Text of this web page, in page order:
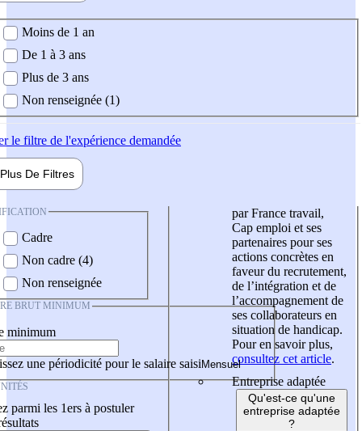
demandée
Moins de 1 an
De 1 à 3 ans
Plus de 3 ans
Non renseignée (1)
le filtre de l'expérience demandée
Plus De Filtres
Cadre
Non cadre (4)
Non renseignée
BRUT MINIMUM
minimum
une périodicité pour le salaire saisi
parmi les 1ers à postuler
par France travail,
Cap emploi et ses
partenaires pour ses
actions concrètes en
faveur du recrutement,
de l’intégration et de
l’accompagnement de
ses collaborateurs en
situation de handicap.
Pour en savoir plus,
consultez cet article.
Entreprise adaptée
Qu'est-ce qu'une
entreprise adaptée
?